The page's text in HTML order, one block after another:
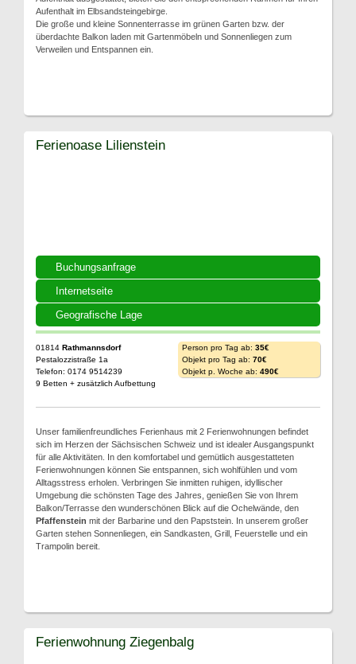
Aufenthalt im Elbsandsteingebirge.
Die große und kleine Sonnenterrasse im grünen Garten bzw. der
überdachte Balkon laden mit Gartenmöbeln und Sonnenliegen zum
Verweilen und Entspannen ein.
Buchungsanfrage
Internetseite
Geografische Lage
Ferienoase Lilienstein
01814 Rathmannsdorf
Pestalozzistraße 1a
Telefon: 0174 9514239
9 Betten + zusätzlich Aufbettung
Person pro Tag ab: 35€
Objekt pro Tag ab: 70€
Objekt p. Woche ab: 490€
Unser familienfreundliches Ferienhaus mit 2 Ferienwohnungen befindet
sich im Herzen der Sächsischen Schweiz und ist idealer Ausgangspunkt
für alle Aktivitäten. In den komfortabel und gemütlich ausgestatteten
Ferienwohnungen können Sie entspannen, sich wohlfühlen und vom
Alltagsstress erholen. Verbringen Sie inmitten ruhigen, idyllischer
Umgebung die schönsten Tage des Jahres, genießen Sie von Ihrem
Balkon/Terrasse den wunderschönen Blick auf die Ochelwände, den
Pfaffenstein mit der Barbarine und den Papststein. In unserem großer
Garten stehen Sonnenliegen, ein Sandkasten, Grill, Feuerstelle und ein
Trampolin bereit.
Ferienwohnung Ziegenbalg